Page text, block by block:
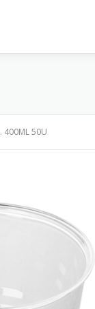
400ML 50U